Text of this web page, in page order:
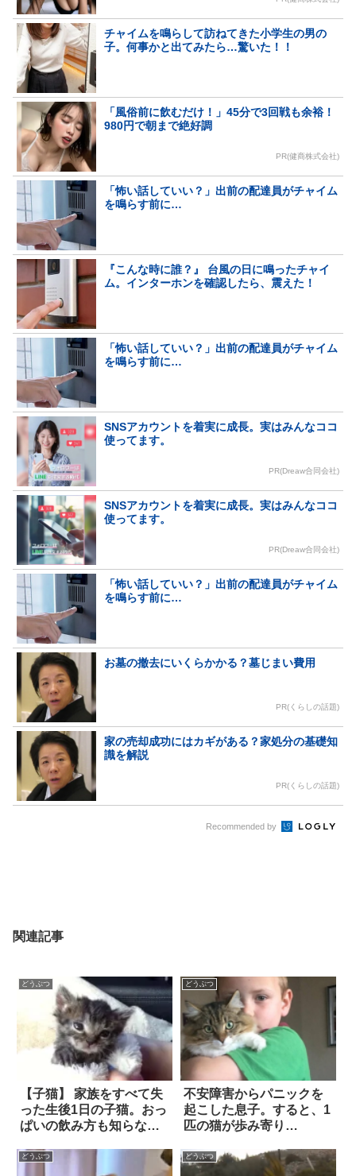
チャイムを鳴らして訪ねてきた小学生の男の
子。何事かと出てみたら…驚いた！！
「風俗前に飲むだけ！」45分で3回戦も余裕！
980円で朝まで絶好調
PR(健商株式会社)
「怖い話していい？」出前の配達員がチャイム
を鳴らす前に…
『こんな時に誰？』 台風の日に鳴ったチャイ
ム。インターホンを確認したら、震えた！
「怖い話していい？」出前の配達員がチャイム
を鳴らす前に…
SNSアカウントを着実に成長。実はみんなココ
使ってます。
PR(Dreaw合同会社)
SNSアカウントを着実に成長。実はみんなココ
使ってます。
PR(Dreaw合同会社)
「怖い話していい？」出前の配達員がチャイム
を鳴らす前に…
お墓の撤去にいくらかかる？墓じまい費用
PR(くらしの話題)
家の売却成功にはカギがある？家処分の基礎知
識を解説
PR(くらしの話題)
Recommended by
関連記事
どうぶつ
【子猫】 家族をすべて失
った生後1日の子猫。おっ
ぱいの飲み方も知らない
が優しく受け入れた
どうぶつ
不安障害からパニックを
起こした息子。すると、1
匹の猫が歩み寄り…
どうぶつ どうぶつ